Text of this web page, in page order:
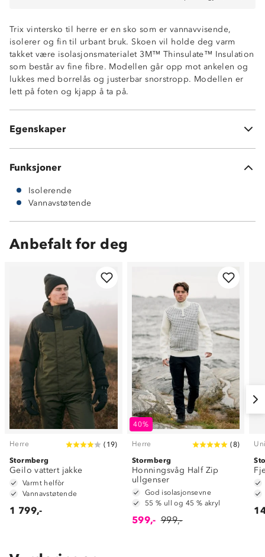
Trix vintersko til herre er en sko som er vannavvisende,
isolerer og fin til urbant bruk. Skoen vil holde deg varm
takket være isolasjonsmaterialet 3M™ Thinsulate™ Insulation
som består av fine fibre. Modellen går opp mot ankelen og
lukkes med borrelås og justerbar snorstropp. Modellen er
lett på foten og kjapp å ta på.
Egenskaper
Vannavvisende
God isolasjonsevne
Isolasjonsmaterialet: 3M™ Thinsulate™ Insulation 200g
til både gummi og plast
Funksjoner
Isolerende
Vannavstøtende
Anbefalt for deg
Herre ( 19)
Stormberg
Geilo vattert jakke
Varmt helfòr
Vannavstøtende
1 799,-
40%
Herre (8)
Stormberg
Honningsvåg Half Zip
ullgenser
God isolasjonsevne
55 % ull og 45 % akryl
599,- 999,-